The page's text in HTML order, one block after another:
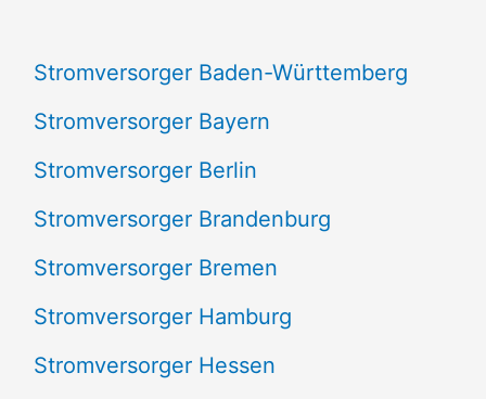
h
:
Stromversorger Baden-Württemberg
Stromversorger Bayern
Stromversorger Berlin
Stromversorger Brandenburg
Stromversorger Bremen
Stromversorger Hamburg
Stromversorger Hessen